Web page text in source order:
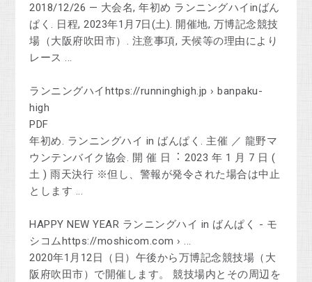
2018/12/26 — 大会名, 年初め ランニングハイinばん
ぱく. 日程, 2023年1月7日(土). 開催地, 万博記念競技
場（大阪府吹田市）. 注意事項, 天候等の理由により
レース ...
ランニングハイhttps://runninghigh.jp › banpaku-
high
PDF
年初め. ランニングハイ in ばんぱく. 主催 ／ ⿓野マ
ウンテンバイク協会. 開 催 ⽇︓ 2023 年 1 ⽉ 7 ⽇ (
⼟ ) ⾬天決⾏ ※但し、警報が発令された場合は中⽌
とします ...
HAPPY NEW YEAR ランニングハイ in ばんぱく - モ
シコムhttps://moshicom.com › ...
2020年1月12日（日）午後から万博記念競技場（⼤
阪府吹⽥市）で開催します。 競技場内とその周辺を